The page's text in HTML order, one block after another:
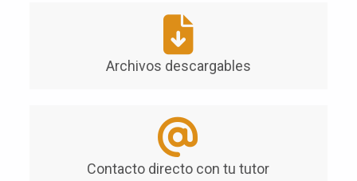
Archivos descargables
Contacto directo con tu tutor